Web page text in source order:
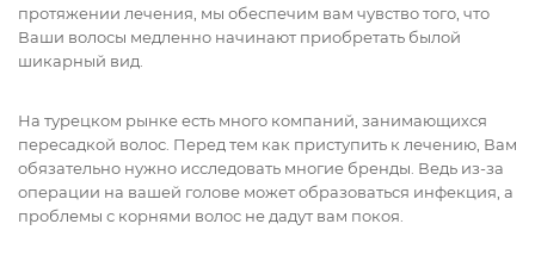
протяжении лечения, мы обеспечим вам чувство того, что
Ваши волосы медленно начинают приобретать былой
шикарный вид.
На турецком рынке есть много компаний, занимающихся
пересадкой волос. Перед тем как приступить к лечению, Вам
обязательно нужно исследовать многие бренды. Ведь из-за
операции на вашей голове может образоваться инфекция, а
проблемы с корнями волос не дадут вам покоя.